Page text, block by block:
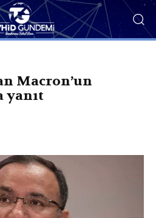
Macron’un
yanıt